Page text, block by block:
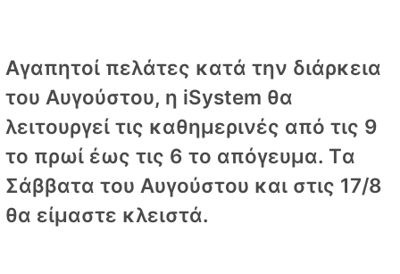
Αγαπητοί πελάτες κατά την διάρκεια
του Αυγούστου, η iSystem θα
λειτουργεί τις καθημερινές από τις 9
το πρωί έως τις 6 το απόγευμα. Tα
Σάββατα του Αυγούστου και στις 17/8
θα είμαστε κλειστά.